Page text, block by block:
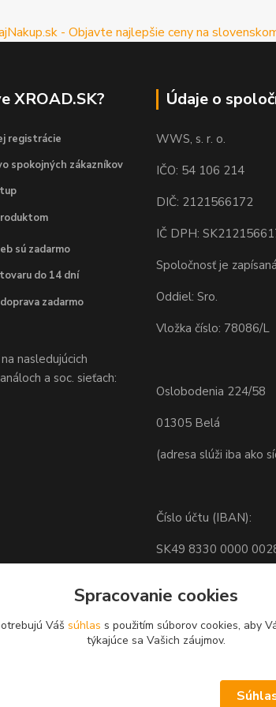
XROAD.SK?
registrácie
spokojných zákazníkov
sú zadarmo
do 14 dní
zadarmo
nasledujúcich
a soc. sieťach:
Údaje o
WWS, s. r. o.
IČO: 54 106 214
DIČ: 2121566172
IČ DPH:
Spoločnosť je
Oddiel: Sro.
Vložka číslo: 78086/L
Oslobodenia 224/58
01305 Belá
(adresa slúži iba ako
Číslo účtu (IBAN):
SK49 8330 0000
Spracovanie cookies
Váš súhlas s použitím súborov cookies, aby
týkajúce sa Vašich záujmov.